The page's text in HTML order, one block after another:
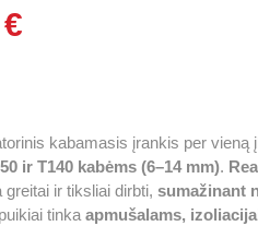
kabamasis įrankis per vieną
ir T140 kabėms (6–14 mm).
greitai ir tiksliai dirbti, sumažinant
tinka apmušalams,